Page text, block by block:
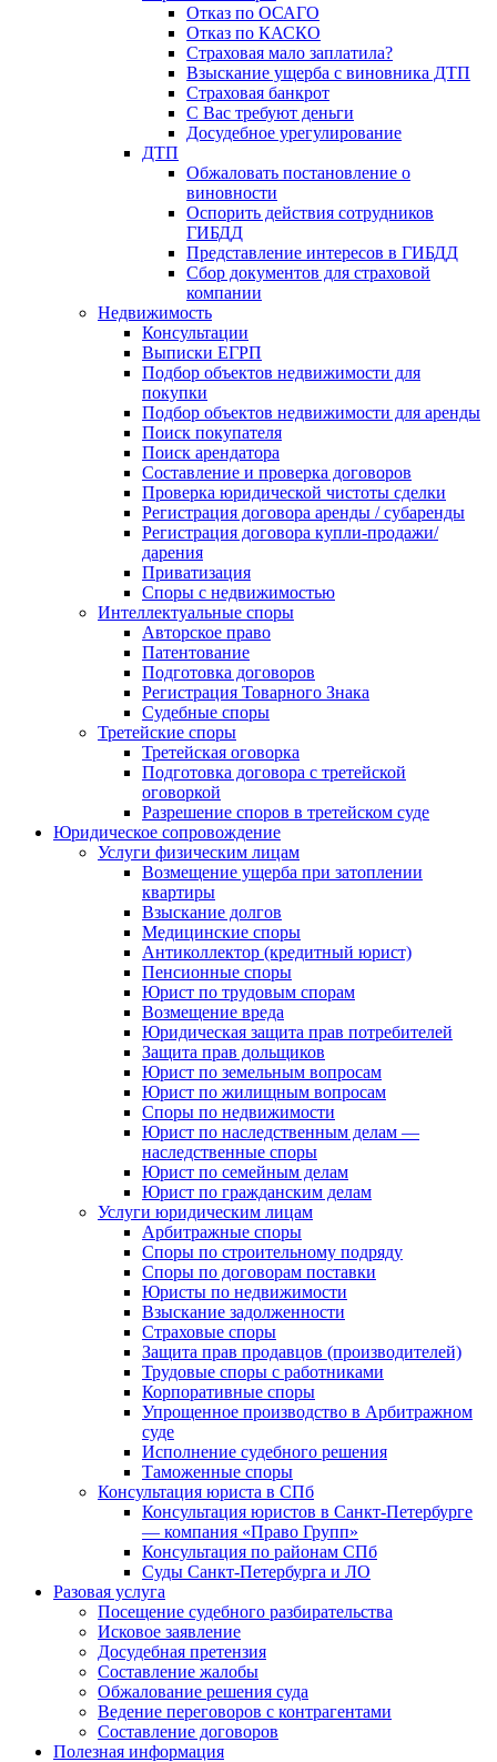
Отказ по ОСАГО
Отказ по КАСКО
Страховая мало заплатила?
Взыскание ущерба с виновника ДТП
Страховая банкрот
С Вас требуют деньги
Досудебное урегулирование
ДТП
Обжаловать постановление о
виновности
Оспорить действия сотрудников
ГИБДД
Представление интересов в ГИБДД
Сбор документов для страховой
компании
Недвижимость
Консультации
Выписки ЕГРП
Подбор объектов недвижимости для
покупки
Подбор объектов недвижимости для аренды
Поиск покупателя
Поиск арендатора
Составление и проверка договоров
Проверка юридической чистоты сделки
Регистрация договора аренды / субаренды
Регистрация договора купли-продажи/
дарения
Приватизация
Cпоры с недвижимостью
Интеллектуальные споры
Авторское право
Патентование
Подготовка договоров
Регистрация Товарного Знака
Судебные споры
Третейские споры
Третейская оговорка
Подготовка договора с третейской
оговоркой
Разрешение споров в третейском суде
Юридическое сопровождение
Услуги физическим лицам
Возмещение ущерба при затоплении
квартиры
Взыскание долгов
Медицинские споры
Антиколлектор (кредитный юрист)
Пенсионные споры
Юрист по трудовым спорам
Возмещение вреда
Юридическая защита прав потребителей
Защита прав дольщиков
Юрист по земельным вопросам
Юрист по жилищным вопросам
Споры по недвижимости
Юрист по наследственным делам —
наследственные споры
Юрист по семейным делам
Юрист по гражданским делам
Услуги юридическим лицам
Арбитражные споры
Споры по строительному подряду
Споры по договорам поставки
Юристы по недвижимости
Взыскание задолженности
Страховые споры
Защита прав продавцов (производителей)
Трудовые споры с работниками
Корпоративные споры
Упрощенное производство в Арбитражном
суде
Исполнение судебного решения
Таможенные споры
Консультация юриста в СПб
Консультация юристов в Санкт-Петербурге
— компания «Право Групп»
Консультация по районам СПб
Суды Санкт-Петербурга и ЛО
Разовая услуга
Посещение судебного разбирательства
Исковое заявление
Досудебная претензия
Составление жалобы
Обжалование решения суда
Ведение переговоров с контрагентами
Составление договоров
Полезная информация